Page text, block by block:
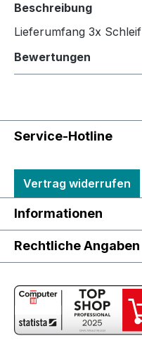
Beschreibung
Lieferumfang 3x
Bewertungen
Service-Hotline
Vertrag widerrufen
Informationen
Rechtliche Angaben